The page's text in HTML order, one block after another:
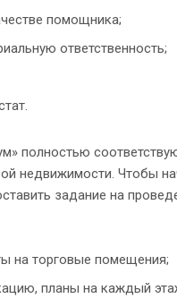
помощника;
ответственность;
полностью
недвижимости. Чтобы
задание на
на торговые помещения;
планы на каждый